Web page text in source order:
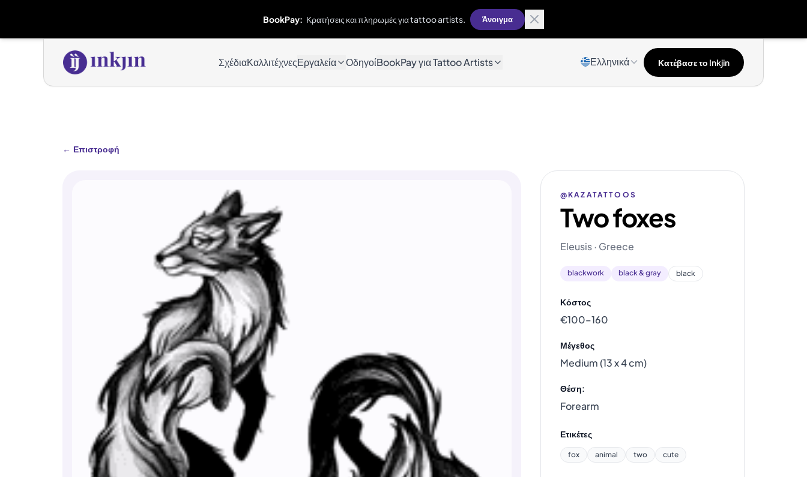
BookPay: Κρατήσεις και πληρωμές για tattoo artists. Άνοιγμα
ΣχέδιαΚαλλιτέχνεςΕργαλεία ΟδηγοίBookPay για Tattoo Artists Ελληνικά Κατέβασε το Inkjin
← Επιστροφή
@KAZATATTOOS
Two foxes
Eleusis · Greece
blackwork black & gray black
Κόστος
€100–160
Μέγεθος
Medium (13 x 4 cm)
Θέση:
Forearm
Ετικέτες
fox animal two cute